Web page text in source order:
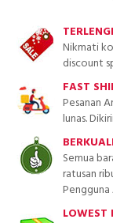
Nikmati
discount
FAST
Pesanan
lunas.
Semua
ratusan
Pengguna
LOWEST